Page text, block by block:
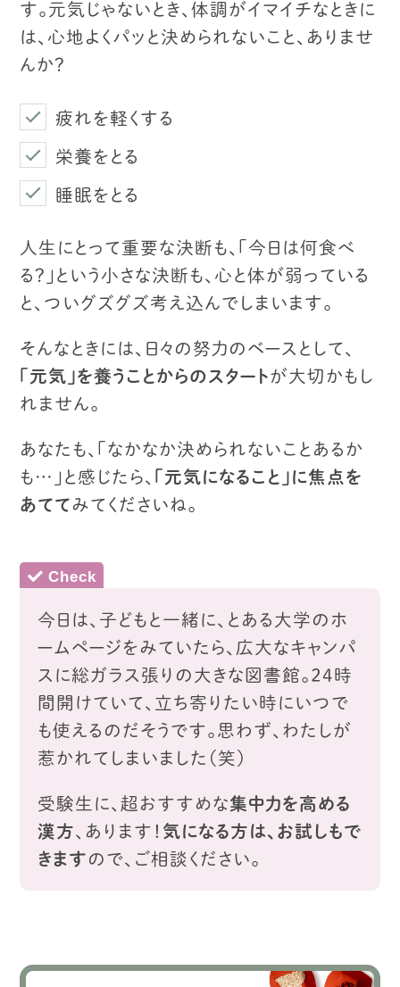
す。 元気じゃないとき、体調がイマイチなときに
は、心地よくパッと決められないこと、ありませ
んか？
疲れを軽くする
栄養をとる
睡眠をとる
人生にとって重要な決断も、
「今日は何食べ
る？」という小さな決断も、 心と体が弱っている
と、ついグズグズ考え込んでしまいます。
そんなときには、日々の努力のベースとして、
「元気」を養うことからのスタートが大切かもし
れません。
あなたも、「なかなか決められないことあるか
も…」と感じたら、
「元気になること」に焦点を
あててみてくださいね。
今日は、子どもと一緒に、とある大学のホ
ームページをみていたら、 広大なキャンパ
スに総ガラス張りの大きな図書館。 ２４時
間開けていて、立ち寄りたい時にいつで
も使えるのだそうです。 思わず、わたしが
惹かれてしまいました（笑）
受験生に、超おすすめな集中力を高める
漢方、あります！ 気になる方は、お試しもで
きます ので、ご相談ください。